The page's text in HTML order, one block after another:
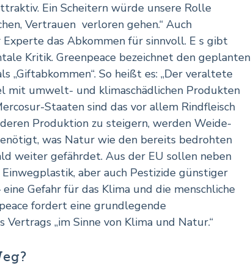
Ein Scheitern würde unsere Rolle
Vertrauen verloren gehen.“ Auch
das Abkommen für sinnvoll. E s gibt
Kritik. Greenpeace bezeichnet den geplanten
„Giftabkommen“. So heißt es: „Der veraltete
mit umwelt- und klimaschädlichen Produkten
Staaten sind das vor allem Rindfleisch
Produktion zu steigern, werden Weide-
was Natur wie den bereits bedrohten
weiter gefährdet. Aus der EU sollen neben
aber auch Pestizide günstiger
Gefahr für das Klima und die menschliche
fordert eine grundlegende
Vertrags „im Sinne von Klima und Natur.“